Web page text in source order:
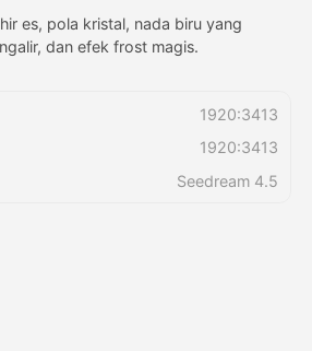
es, pola kristal, nada biru yang
dan efek frost magis.
1920:3413
1920:3413
Seedream 4.5